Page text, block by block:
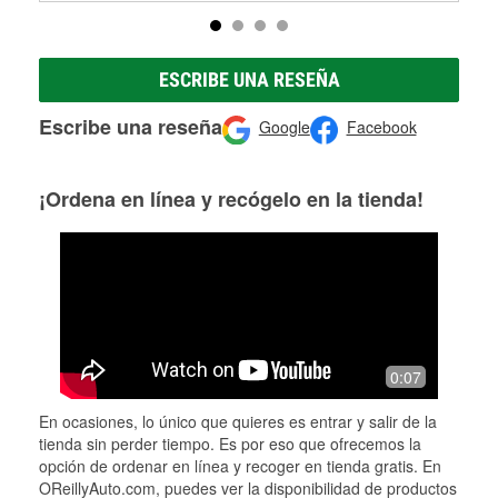
ESCRIBE UNA RESEÑA
Escribe una reseña Google Facebook
¡Ordena en línea y recógelo en la tienda!
0:07
En ocasiones, lo único que quieres es entrar y salir de la
tienda sin perder tiempo. Es por eso que ofrecemos la
opción de ordenar en línea y recoger en tienda gratis. En
OReillyAuto.com, puedes ver la disponibilidad de productos